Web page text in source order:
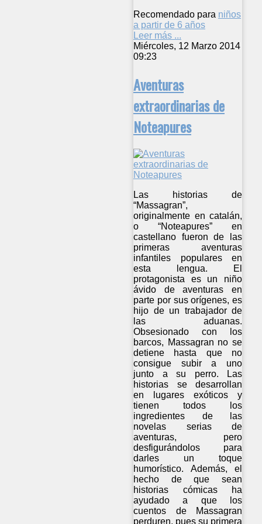
Recomendado para niños
a partir de 6 años
Leer más ...
Miércoles, 12 Marzo 2014
09:23
Aventuras
extraordinarias de
Noteapures
Las historias de
“Massagran”,
originalmente en catalán,
o “Noteapures” en
castellano fueron de las
primeras aventuras
infantiles populares en
esta lengua. El
protagonista es un niño
ávido de aventuras en
parte por sus orígenes, es
hijo de un trabajador de
las aduanas.
Obsesionado con los
barcos, Massagran no se
detiene hasta que no
consigue subir a uno
junto a su perro. Las
historias se desarrollan
en lugares exóticos y
tienen todos los
ingredientes de las
novelas serias de
aventuras, pero
desfigurándolos para
darles un toque
humorístico. Además, el
hecho de que sean
historias cómicas ha
ayudado a que los
cuentos de Massagran
perduren, pues su primera